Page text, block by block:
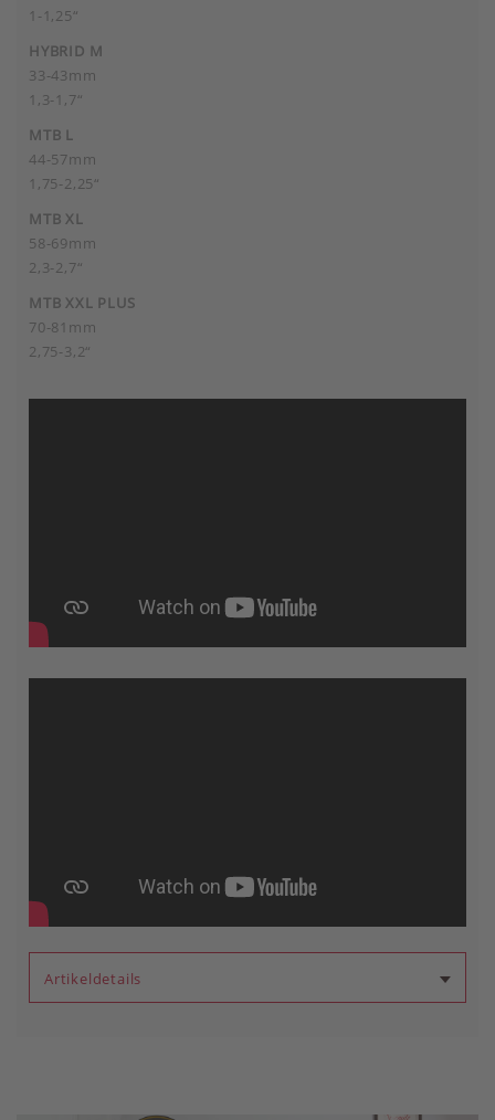
1-1,25“
HYBRID M
33-43mm
1,3-1,7“
MTB L
44-57mm
1,75-2,25“
MTB XL
58-69mm
2,3-2,7“
MTB XXL PLUS
70-81mm
2,75-3,2“
Artikeldetails